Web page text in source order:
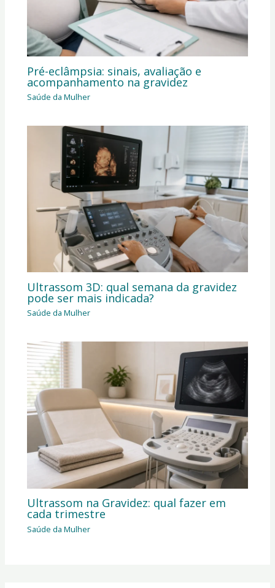
Pré-eclâmpsia: sinais, avaliação e
acompanhamento na gravidez
Saúde da Mulher
Ultrassom 3D: qual semana da gravidez
pode ser mais indicada?
Saúde da Mulher
Ultrassom na Gravidez: qual fazer em
cada trimestre
Saúde da Mulher